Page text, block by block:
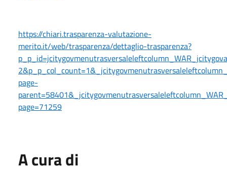
https://chiari.trasparenza-valutazione-
merito.it/web/trasparenza/dettaglio-trasparenza?
page-
page=71259
A cura di